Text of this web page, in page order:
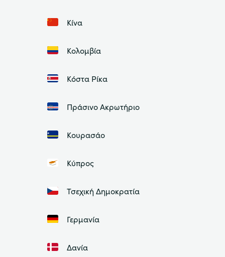
Κίνα
Κολομβία
Κόστα Ρίκα
Πράσινο Ακρωτήριο
Κουρασάο
Κύπρος
Τσεχική Δημοκρατία
Γερμανία
Δανία